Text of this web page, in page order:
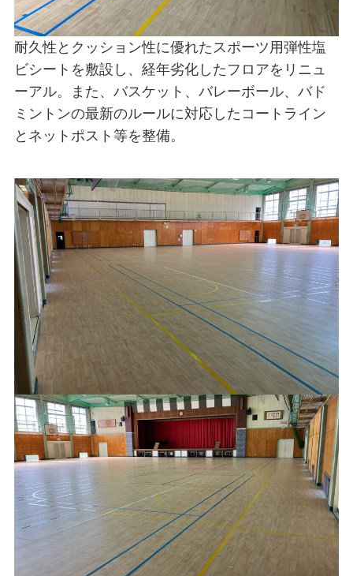
耐久性とクッション性に優れたスポーツ用弾性塩
ビシートを敷設し、経年劣化したフロアをリニュ
ーアル。また、バスケット、バレーボール、バド
ミントンの最新のルールに対応したコートライン
とネットポスト等を整備。